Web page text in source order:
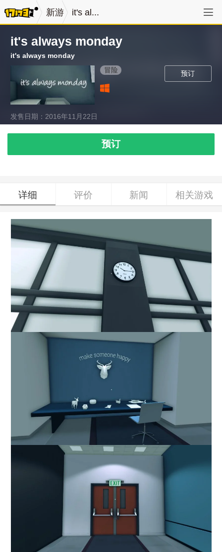
新游 it's al...
it's always monday
it's always monday
预订
冒险
发售日期：2016年11月22日
预订
详细 评价 新闻 相关游戏